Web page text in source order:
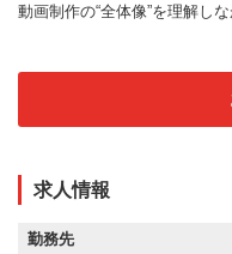
動画制作の“全体像”を理解し
求人情報
勤務先